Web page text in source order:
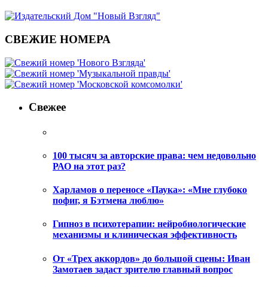
СВЕЖИЕ НОМЕРА
Свежее
100 тысяч за авторские права: чем недовольно
РАО на этот раз?
Харламов о переносе «Паука»: «Мне глубоко
пофиг, я Бэтмена люблю»
Гипноз в психотерапии: нейробиологические
механизмы и клиническая эффективность
От «Трех аккордов» до большой сцены: Иван
Замотаев задаст зрителю главный вопрос